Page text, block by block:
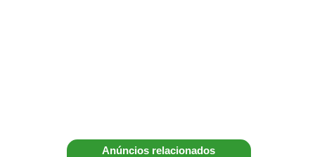
Anúncios relacionados